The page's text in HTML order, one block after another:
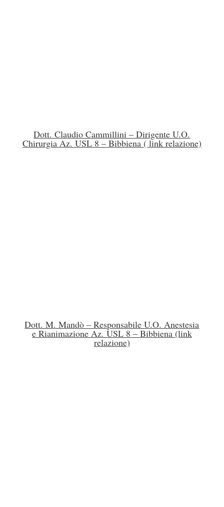
Dott. Claudio Cammillini – Dirigente U.O.
Chirurgia Az. USL 8 – Bibbiena ( link relazione)
Dott. M. Mandò – Responsabile U.O. Anestesia
e Rianimazione Az. USL 8 – Bibbiena (link
relazione)